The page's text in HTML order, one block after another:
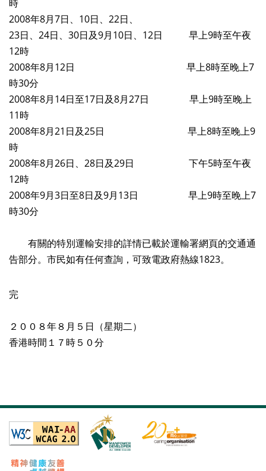
時
2008年8月7日、10日、22日、
23日、24日、30日及9月10日、12日 早上9時至午夜
12時
2008年8月12日 早上8時至晚上7
時30分
2008年8月14日至17日及8月27日 早上9時至晚上
11時
2008年8月21日及25日 早上8時至晚上9
時
2008年8月26日、28日及29日 下午5時至午夜
12時
2008年9月3日至8日及9月13日 早上9時至晚上7
時30分
有關的特別運輸安排的詳情已載於運輸署網頁的交通通
告部分。市民如有任何查詢，可致電政府熱線1823。
完
２００８年８月５日（星期二）
香港時間１７時５０分